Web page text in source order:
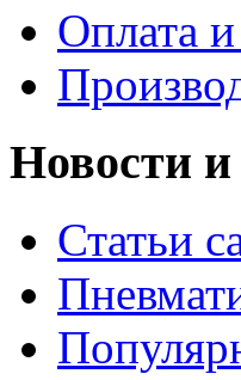
Оплата и
Новости и
Статьи